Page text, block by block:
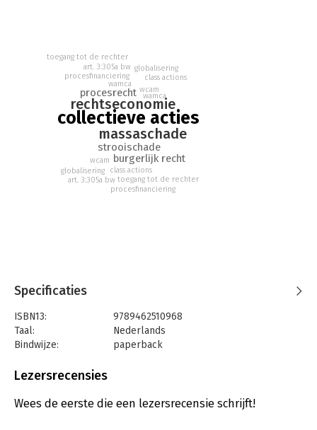
Nederlandse collectieve actie ‘globalisering proof’ is en geeft
daarbij een helicopterview van de belangrijkste internationale
ontwikkelingen van de afgelopen tien jaar. Vervolgens stelt zij
de aard van de groepsvertegenwoordiger en de financiering
daarvan centraal, en legt zij de knelpunten in de huidige
praktijk bloot.collectieve acties
rechtseconomie
massaschade
strooischade
procesrecht
burgerlijk recht
wamca
class actions
procesfinanciering
art. 3:305a bw
wcam
toegang tot de rechter
globalisering
wamca
class actions
procesfinanciering
art. 3:305a bw
wcam
toegang tot de rechter
globalisering
Specificaties
ISBN13:
9789462510968
Taal:
Nederlands
Bindwijze:
paperback
Uitgever:
Verschijningsdatum:
4-7-2017
Lezersrecensies
Wees de eerste die een lezersrecensie schrijft!